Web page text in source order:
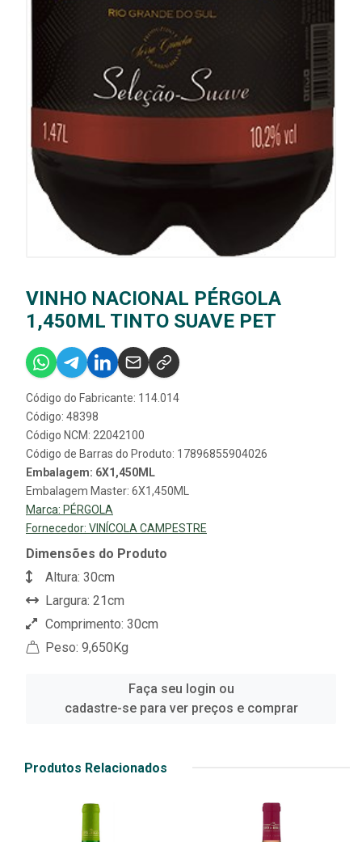
VINHO NACIONAL PÉRGOLA
1,450ML TINTO SUAVE PET
Código do Fabricante: 114.014
Código: 48398
Código NCM: 22042100
Código de Barras do Produto: 17896855904026
Embalagem: 6X1,450ML
Embalagem Master: 6X1,450ML
Marca: PÉRGOLA
Fornecedor: VINÍCOLA CAMPESTRE
Dimensões do Produto
Altura: 30cm
Largura: 21cm
Comprimento: 30cm
Peso: 9,650Kg
Faça seu login ou
cadastre-se para ver preços e comprar
Produtos Relacionados